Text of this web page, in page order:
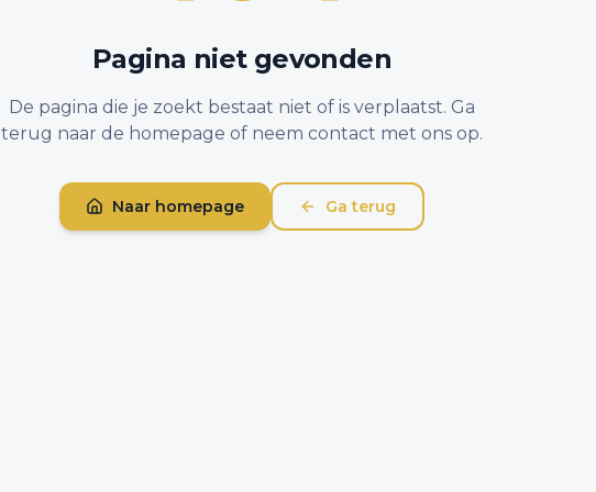
Pagina niet gevonden
De pagina die je zoekt bestaat niet of is verplaatst. Ga
terug naar de homepage of neem contact met ons op.
Naar homepage Ga terug